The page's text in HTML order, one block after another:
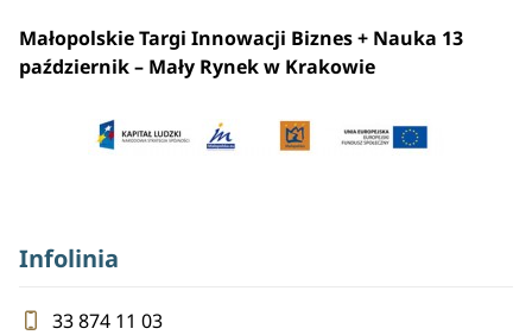
Małopolskie Targi Innowacji Biznes + Nauka 13
październik – Mały Rynek w Krakowie
Infolinia
33 874 11 03